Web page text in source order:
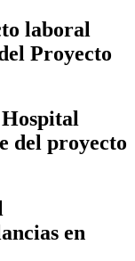
laboral
Proyecto
del proyecto
en